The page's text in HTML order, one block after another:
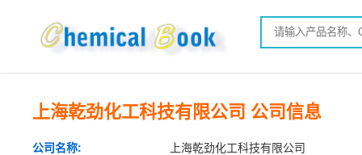
上海乾劲化工科技有限公司 公司信息
公司名称:
上海乾劲化工科技有限公司